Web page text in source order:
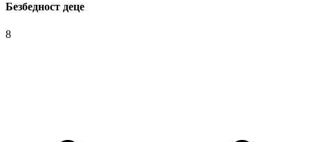
Безбедност деце
8